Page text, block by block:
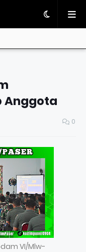
Anggota
0
VI/Mlw-